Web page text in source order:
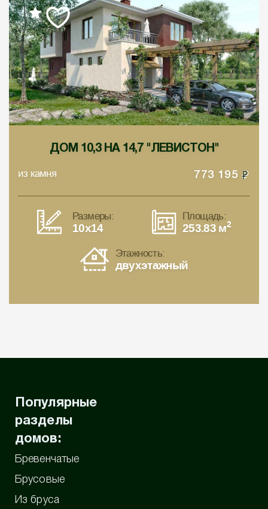
ДОМ 10,3 НА 14,7 "ЛЕВИСТОН"
из камня 773 195
Размеры:
10x14
Площадь:
253.83 м2
Этажность:
двухэтажный
Популярные
разделы
домов:
Бревенчатые
Брусовые
Из бруса